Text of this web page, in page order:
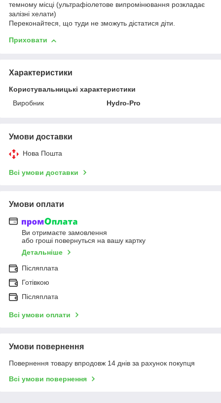
темному місці (ультрафіолетове випромінювання розкладає
залізні хелати)
Переконайтеся, що туди не зможуть дістатися діти.
Приховати
Характеристики
Користувальницькі характеристики
Виробник
Hydro-Pro
Умови доставки
Нова Пошта
Всі умови доставки
Умови оплати
Ви отримаєте замовлення
або гроші повернуться на вашу картку
Детальніше
Післяплата
Готівкою
Післяплата
Всі умови оплати
Умови повернення
Повернення товару впродовж 14 днів за рахунок покупця
Всі умови повернення